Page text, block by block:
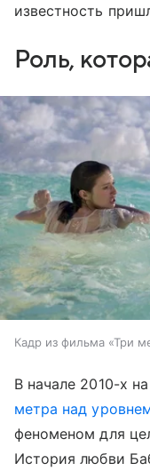
известность
Роль,
Кадр из фильма «Три
В начале 2010-х
метра над
феноменом для
История любви